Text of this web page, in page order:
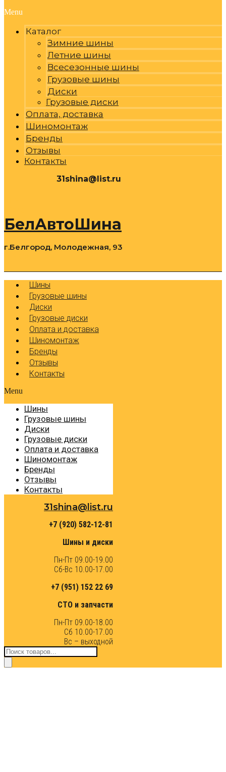
Menu
Каталог
Зимние шины
Летние шины
Всесезонные шины
Грузовые шины
Диски
Грузовые диски
Оплата, доставка
Шиномонтаж
Бренды
Отзывы
Контакты
31shina@list.ru
БелАвтоШина
г.Белгород, Молодежная, 93
Шины
Грузовые шины
Диски
Грузовые диски
Оплата и доставка
Шиномонтаж
Бренды
Отзывы
Контакты
Menu
Шины
Грузовые шины
Диски
Грузовые диски
Оплата и доставка
Шиномонтаж
Бренды
Отзывы
Контакты
31shina@list.ru
+7 (920) 582-12-81
Шины и диски
Пн-Пт 09.00-19.00
Сб-Вс 10.00-17.00
+7 (951) 152 22 69
СТО и запчасти
Пн-Пт 09.00-18.00
Сб 10.00-17.00
Вс – выходной
Поиск
товаров